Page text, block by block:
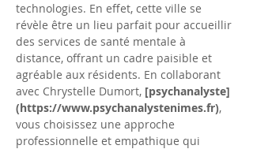
technologies. En effet, cette ville se
révèle être un lieu parfait pour accueillir
des services de santé mentale à
distance, offrant un cadre paisible et
agréable aux résidents. En collaborant
avec Chrystelle Dumort, [psychanalyste]
(https://www.psychanalystenimes.fr),
vous choisissez une approche
professionnelle et empathique qui